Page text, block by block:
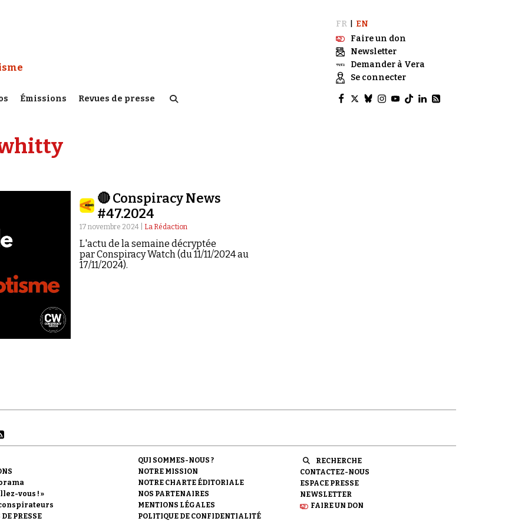
:
Émissions Revues de presse
FR
EN
Faire un don
Newsletter
Demander à Vera
Se connecter
🔴 Conspiracy News
#47.2024
17 novembre 2024 | La Rédaction
L'actu de la semaine décryptée
par Conspiracy Watch (du 11/11/2024 au
17/11/2024).
vous ! »
PRESSE
QUI SOMMES-NOUS ?
NOTRE MISSION
NOTRE CHARTE ÉDITORIALE
NOS PARTENAIRES
MENTIONS LÉGALES
POLITIQUE DE CONFIDENTIALITÉ
RECHERCHE
CONTACTEZ-NOUS
ESPACE PRESSE
NEWSLETTER
FAIRE UN DON